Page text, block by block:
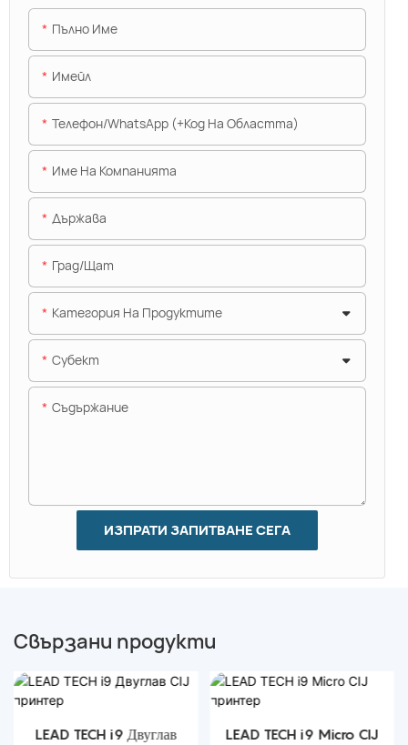
Пълно Име
Имейл
Телефон/WhatsApp (+Код На Областта)
Име На Компанията
Държава
Град/щат
Категория На Продуктите
Субект
Съдържание
ИЗПРАТИ ЗАПИТВАНЕ СЕГА
Свързани продукти
LEAD TECH i9 Двуглав
LEAD TECH i9 Micro CIJ